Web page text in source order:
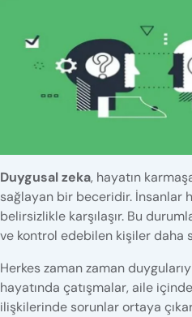
Duygusal zeka, hayatın
sağlayan bir beceridir. İnsanlar
belirsizlikle karşılaşır. Bu
ve kontrol edebilen kişiler daha
Herkes zaman zaman
hayatında çatışmalar, aile
ilişkilerinde sorunlar ortaya